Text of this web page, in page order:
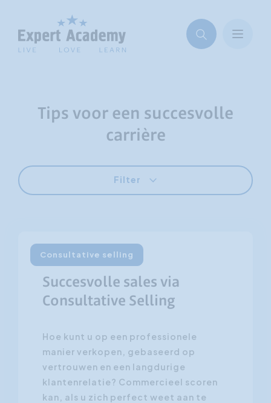
Tips voor een succesvolle
carrière
Filter
Consultative selling
15 november 2011
Succesvolle sales via
Consultative Selling
Hoe kunt u op een professionele
manier verkopen, gebaseerd op
vertrouwen en een langdurige
klantenrelatie? Commercieel scoren
kan, als u zich perfect weet aan te